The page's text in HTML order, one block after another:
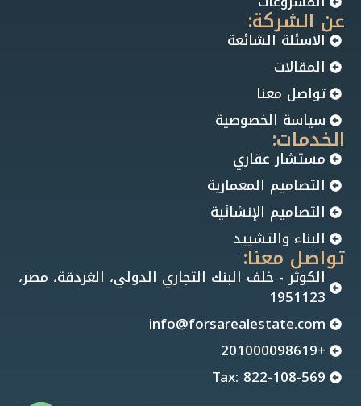
عن الشركة:
الاسئلة الشائعة
المقالات
تواصل معنا
سياسة الخصوصية
الخدمات:
مستشار عقاري
التصاميم المعمارية
التصاميم الإنشائية
البناء والتشييد
تواصل معنا:
الكوثر - خلف البنك التجاري الدولي، الغردقة، مصر،
1951123
info@forsarealestate.com
+201000098619
Tax: 822-108-569